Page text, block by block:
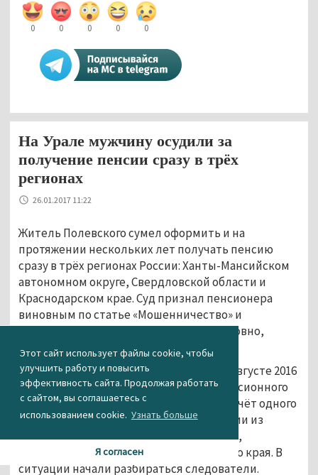
Этот сайт использует файлы cookie, чтобы
улучшить работу и повысить
эффективность сайта. Продолжая работать
с сайтом, вы соглашаетесь с
использованием cookie. Узнать больше
Я согласен
0 0 0 0 0
На Урале мужчину осудили за
получение пенсии сразу в трёх
регионах
26.01.2017 11:22
Житель Полевского сумел оформить и на
протяжении нескольких лет получать пенсию
сразу в трёх регионах России: Ханты-Мансийском
автономном округе, Свердловской области и
Краснодарском крае. Суд признал пенсионера
виновным по статье «Мошенничество» и
приговорил к 1,5 годам заключения условно,
пишет «Российская Газета».
Афера с тройной пенсией вскрылась в августе 2016
года во время ревизии в отделении Пенсионного
фонда Полевского. Выяснилось, что на счёт одного
из местных жителей зачисляются пенсии из
Ханты-Мансийского автономного округа,
Свердловской области и Краснодарского края. В
ситуации начали разбираться следователи.